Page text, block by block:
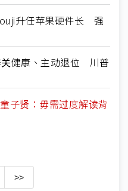
升任苹果硬件长 强
健康、主动退位 川普
子贤：毋需过度解读背
>>